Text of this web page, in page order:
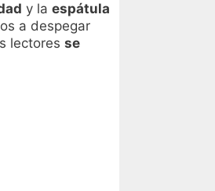
y la espátula
a despegar
lectores se